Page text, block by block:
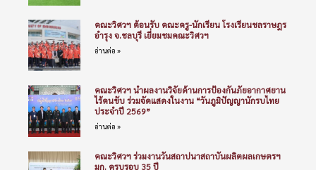
คณะวิศวฯ ต้อนรับ คณะครู-นักเรียน โรงเรียนชลราษฎร
อำรุง จ.ชลบุรี เยี่ยมชมคณะวิศวฯ
อ่านต่อ »
คณะวิศวฯ นำผลงานวิจัยด้านการป้องกันภัยอากาศยาน
ไร้คนขับ ร่วมจัดแสดงในงาน “วันภูมิปัญญานักรบไทย
ประจำปี 2569”
อ่านต่อ »
คณะวิศวฯ ร่วมงานวันสถาปนาสถาบันผลิตผลเกษตรฯ
มก. ครบรอบ 35 ปี